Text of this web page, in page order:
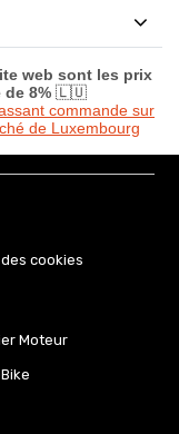
web sont les prix
8% 🇱🇺
commande sur
de Luxembourg
cookies
Moteur